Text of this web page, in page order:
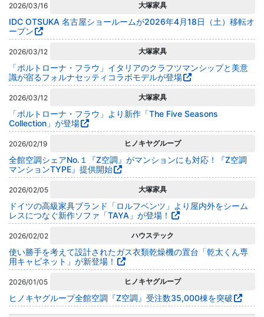
2026/03/16 大塚家具
IDC OTSUKA 名古屋ショールームが2026年4月18日（土）移転オ
ープン
2026/03/12 大塚家具
「ポルトローナ・フラウ」イタリアのクラフツマンシップと美意
識が宿るフォルナセッティコラボモデルが登場
2026/03/12 大塚家具
「ポルトローナ・フラウ」より新作「The Five Seasons
Collection」が登場
2026/02/19 ヒノキヤグループ
全館空調シェアNo.１『Z空調』がマンションにも対応！『Z空調
マンションTYPE』提供開始
2026/02/05 大塚家具
ドイツの高級家具ブランド「ロルフベンツ」より屋内外をシーム
レスにつなぐ新作ソファ「TAYA」が登場！
2026/02/02 ハウステック
使い勝手を考えて設計されたガス衣類乾燥機の置台「乾太くん専
用キャビネット」が新登場！
2026/01/05 ヒノキヤグループ
ヒノキヤグループ全館空調『Z空調』受注数35,000棟を突破